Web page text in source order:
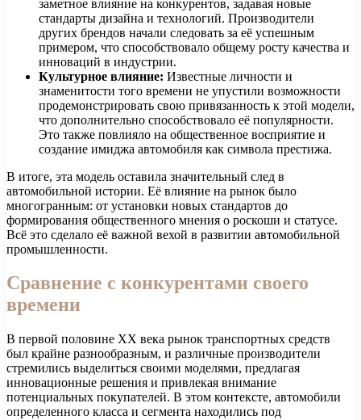
заметное влияние на конкурентов, задавая новые
стандарты дизайна и технологий. Производители
других брендов начали следовать за её успешным
примером, что способствовало общему росту качества и
инноваций в индустрии.
Культурное влияние: Известные личности и
знаменитости того времени не упустили возможности
продемонстрировать свою привязанность к этой модели,
что дополнительно способствовало её популярности.
Это также повлияло на общественное восприятие и
создание имиджа автомобиля как символа престижа.
В итоге, эта модель оставила значительный след в
автомобильной истории. Её влияние на рынок было
многогранным: от установки новых стандартов до
формирования общественного мнения о роскоши и статусе.
Всё это сделало её важной вехой в развитии автомобильной
промышленности.
Сравнение с конкурентами своего
времени
В первой половине ХХ века рынок транспортных средств
был крайне разнообразным, и различные производители
стремились выделиться своими моделями, предлагая
инновационные решения и привлекая внимание
потенциальных покупателей. В этом контексте, автомобили
определенного класса и сегмента находились под